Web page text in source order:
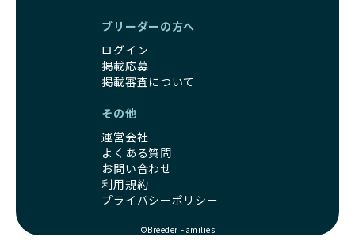
ブリーダーの方へ
ログイン
掲載応募
掲載審査について
その他
運営会社
よくある質問
お問い合わせ
利用規約
プライバシーポリシー
©Breeder Families